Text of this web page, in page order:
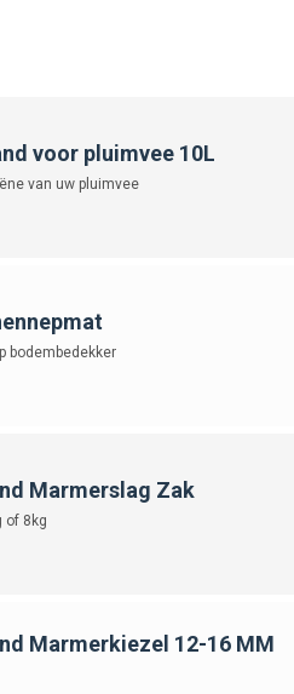
voor pluimvee 10L
van uw pluimvee
bodembedekker
Marmerslag Zak
of 8kg
Marmerkiezel 12-16 MM